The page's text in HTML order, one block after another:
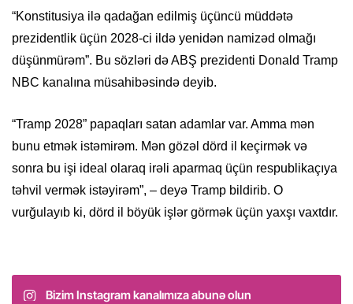
“Konstitusiya ilə qadağan edilmiş üçüncü müddətə
prezidentlik üçün 2028-ci ildə yenidən namizəd olmağı
düşünmürəm”. Bu sözləri də ABŞ prezidenti Donald Tramp
NBC kanalına müsahibəsində deyib.
“Tramp 2028” papaqları satan adamlar var. Amma mən
bunu etmək istəmirəm. Mən gözəl dörd il keçirmək və
sonra bu işi ideal olaraq irəli aparmaq üçün respublikaçıya
təhvil vermək istəyirəm”, – deyə Tramp bildirib. O
vurğulayıb ki, dörd il böyük işlər görmək üçün yaxşı vaxtdır.
Bizim Instagram kanalımıza abunə olun